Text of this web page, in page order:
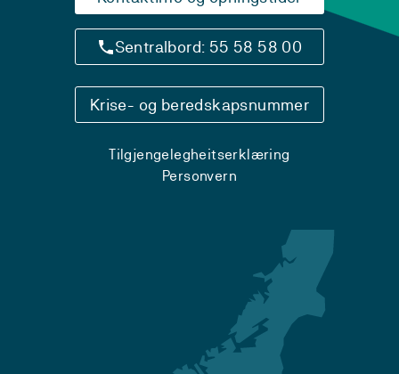
Sentralbord: 55 58 58 00
Krise- og beredskapsnummer
Tilgjengelegheitserklæring
Personvern